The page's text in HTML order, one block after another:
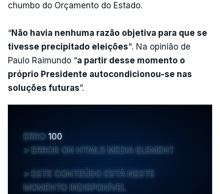
chumbo do Orçamento do Estado.
“Não havia nenhuma razão objetiva para que se
tivesse precipitado eleições". Na opinião de
Paulo Raimundo “a partir desse momento o
próprio Presidente autocondicionou-se nas
soluções futuras”.
ERRO 100
ERROR ON HTML5 MEDIA ELEMENT
ESTE CONTEÚDO ESTÁ NESTE
MOMENTO INDISPONÍVEL